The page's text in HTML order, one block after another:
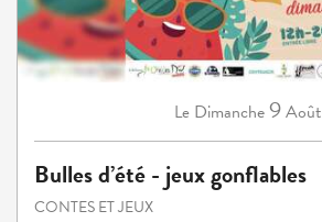
Le Dimanche9Août
Bulles d’été - jeux gonflables
CONTES ET JEUX